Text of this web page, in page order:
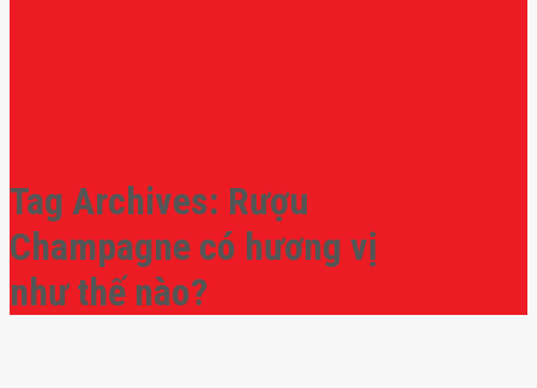
Tag Archives: Rượu
Champagne có hương vị
như thế nào?